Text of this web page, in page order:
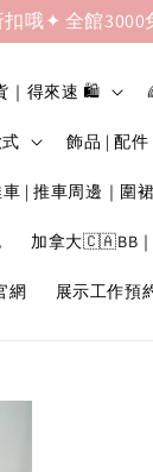
哦✦ 全館
｜得來速 🛍️
飾品 | 配件
| 推車周邊｜圍裙
加拿大🇨🇦BB
網 展示工作預